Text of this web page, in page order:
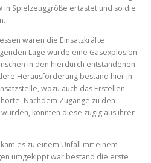
in Spielzeuggröße ertastet und so die
waren die Einsatzkräfte
Lage wurde eine Gasexplosion
in den hierdurch entstandenen
Herausforderung bestand hier in
wozu auch das Erstellen
Nachdem Zugänge zu den
konnten diese zügig aus ihrer
es zu einem Unfall mit einem
umgekippt war bestand die erste